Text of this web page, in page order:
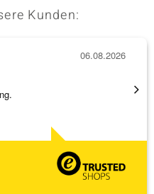
Kunden:
06.08.2026
Bin